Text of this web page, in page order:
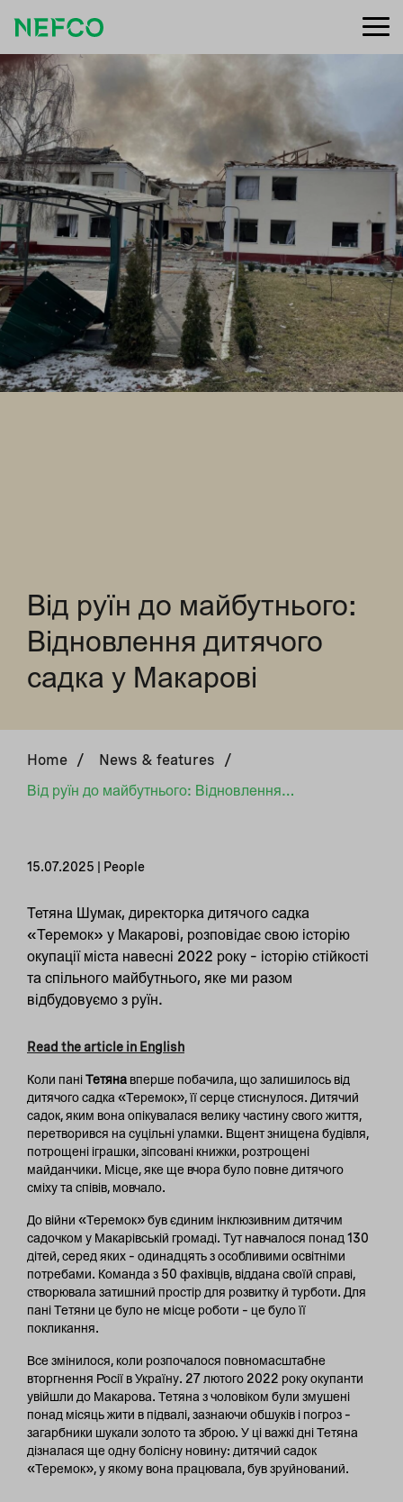
Від руїн до майбутнього:
Відновлення дитячого
садка у Макарові
Home / News & features
/
Від руїн до майбутнього: Відновлення дитячого садка у Макарові
15.07.2025 | People
Тетяна Шумак, директорка дитячого садка
«Теремок» у Макарові, розповідає свою історію
окупації міста навесні 2022 року – історію стійкості
та спільного майбутнього, яке ми разом
відбудовуємо з руїн.
Read the article in English
Коли паніТетяна вперше побачила, що залишилось від
дитячого садка «Теремок», її серце стиснулося. Дитячий
садок, яким вона опікувалася велику частину свого життя,
перетворився на суцільні уламки. Вщент знищена будівля,
потрощені іграшки, зіпсовані книжки, розтрощені
майданчики. Місце, яке ще вчора було повне дитячого
сміху та співів, мовчало.
До війни «Теремок» був єдиним інклюзивним дитячим
садочком у Макарівській громаді. Тут навчалося понад 130
дітей, серед яких – одинадцять з особливими освітніми
потребами. Команда з 50 фахівців, віддана своїй справі,
створювала затишний простір для розвитку й турботи. Для
пані Тетяни це було не місце роботи – це було її
покликання.
Все змінилося, коли розпочалося повномасштабне
вторгнення Росії в Україну. 27 лютого 2022 року окупанти
увійшли до Макарова. Тетяна з чоловіком були змушені
понад місяць жити в підвалі, зазнаючи обшуків і погроз –
загарбники шукали золото та зброю. У ці важкі дні Тетяна
дізналася ще одну болісну новину: дитячий садок
«Теремок», у якому вона працювала, був зруйнований.